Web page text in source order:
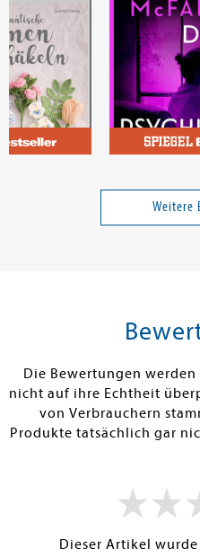
Die
der Job zum
Weitere
Die Bewertungen
nicht auf ihre Echtheit
von Verbrauchern
Produkte tatsächlich gar
Dieser Artikel